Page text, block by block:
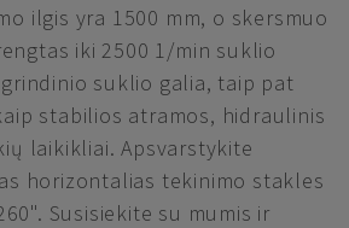
ilgis yra 1500 mm, o skersmuo
iki 2500 1/min suklio
suklio galia, taip pat
stabilios atramos, hidraulinis
laikikliai. Apsvarstykite
horizontalias tekinimo stakles
Susisiekite su mumis ir